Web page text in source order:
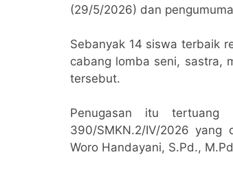
(29/5/2026) dan
Sebanyak 14 siswa terbaik
cabang lomba seni, sastra,
tersebut.
Penugasan itu tertuang
390/SMKN.2/IV/2026 yang
Woro Handayani, S.Pd.,